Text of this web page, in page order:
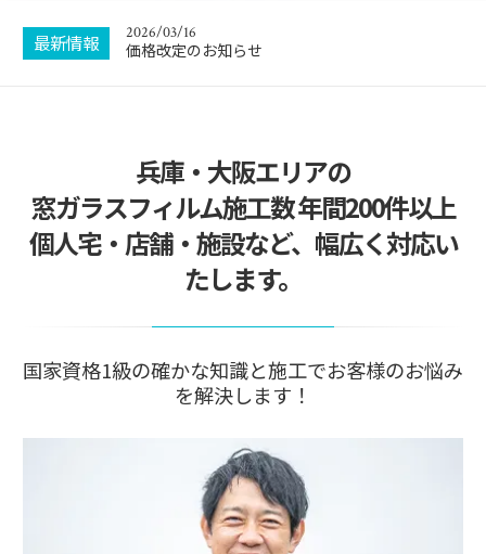
最新情報
価格改定のお知らせ
ボランティア施工させていただきました
2025/08/03
集客サイトでトップランクをいただきました！
2026/08/06
お盆休暇のお知らせ
兵庫・大阪エリアの
窓ガラスフィルム施工数 年間200件以上
個人宅・店舗・施設など、幅広く対応い
たします。
国家資格1級の確かな知識と施工でお客様のお悩み
を解決します！